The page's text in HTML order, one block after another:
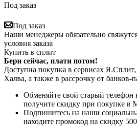
Под заказ
Под заказ
Наши менеджеры обязательно
условия заказа
Купить в сплит
Бери сейчас, плати потом!
Доступна покупка в сервисах
Халва, а также в рассрочку от банков-
Обменяйте свой старый телефон
получите скидку при покупке в
Подпишитесь на наши
находите промокод на скидку